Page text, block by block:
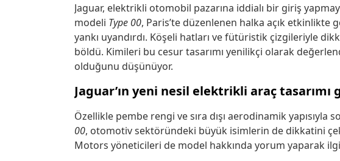
Jaguar, elektrikli otomobil pazarına iddialı bir giriş
modeli Type 00, Paris’te düzenlenen halka açık etkinlikte
yankı uyandırdı. Köşeli hatları ve fütüristik çizgileriyle
böldü. Kimileri bu cesur tasarımı yenilikçi olarak
olduğunu düşünüyor.
Jaguar’ın yeni nesil elektrikli araç tasarımı
Özellikle pembe rengi ve sıra dışı aerodinamik yapısıyla
00, otomotiv sektöründeki büyük isimlerin de dikkatini
Motors yöneticileri de model hakkında yorum yaparak